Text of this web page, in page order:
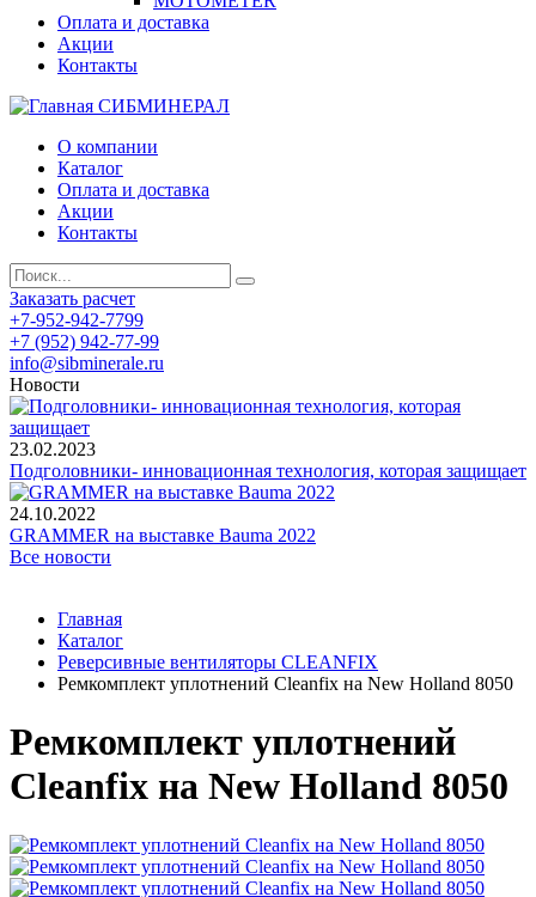
Оплата и доставка
Акции
Контакты
СИБМИНЕРАЛ
О компании
Каталог
Оплата и доставка
Акции
Контакты
Заказать расчет
+7-952-942-7799
+7 (952) 942-77-99
info@sibminerale.ru
Новости
23.02.2023
Подголовники- инновационная технология, которая защищает
24.10.2022
GRAMMER на выставке Bauma 2022
Все новости
Главная
Каталог
Реверсивные вентиляторы CLEANFIX
Ремкомплект уплотнений Cleanfix на New Holland 8050
Ремкомплект уплотнений
Cleanfix на New Holland 8050